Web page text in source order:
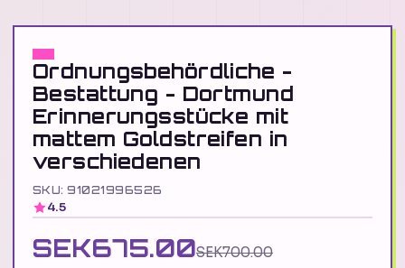
Ordnungsbehördliche -
Bestattung - Dortmund
Erinnerungsstücke mit
mattem Goldstreifen in
verschiedenen
SKU: 91021996526
4.5
SEK675.00SEK700.00